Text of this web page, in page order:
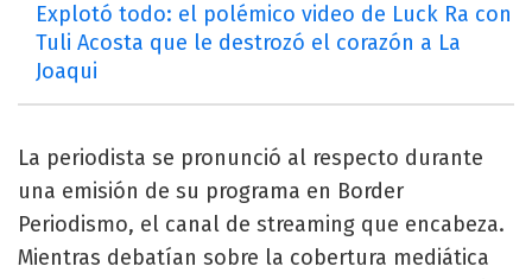
Explotó todo: el polémico video de Luck Ra con
Tuli Acosta que le destrozó el corazón a La
Joaqui
La periodista se pronunció al respecto durante
una emisión de su programa en Border
Periodismo, el canal de streaming que encabeza.
Mientras debatían sobre la cobertura mediática